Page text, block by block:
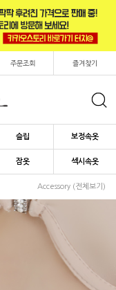
주문조회 즐겨찾기
슬립 보정속옷
잠옷 섹시속옷
Accessory (전체보기)